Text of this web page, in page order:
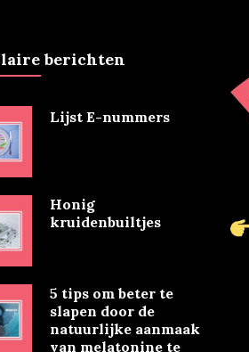
berichten
Lijst E-nummers
Honig
kruidenbuiltjes
5 tips om beter te
slapen door de
natuurlijke aanmaak
van melatonine te